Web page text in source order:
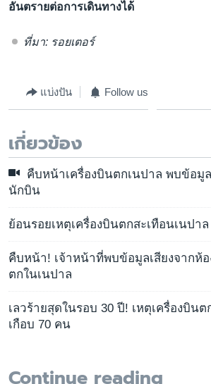
อันตรายต่อการเดินทางได้
ที่มา: รอยเตอร์
แบ่งปัน Follow us
เกี่ยวข้อง
คืบหน้าเครื่องบินตกเนปาล พบข้อมูล
นักบิน
ย้อนรอยเหตุเครื่องบินตกสะเทือนเนปาล
คืบหน้า! เจ้าหน้าที่พบข้อมูลเสียงจากห้
ตกในเนปาล
เลวร้ายสุดในรอบ 30 ปี! เหตุเครื่องบิน
เกือบ 70 คน
Continue reading